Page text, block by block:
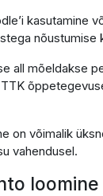
kasutamine
nõustumise
all mõeldakse
on võimalik
vahendusel.
loomine